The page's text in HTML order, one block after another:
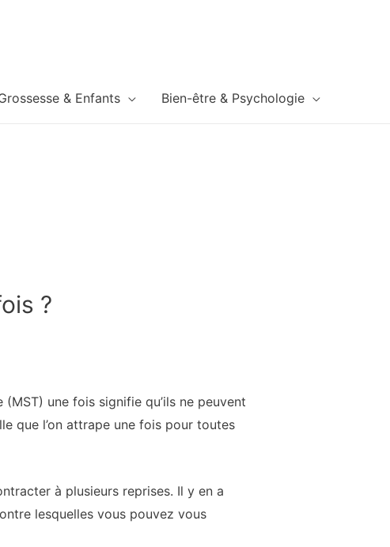
& Enfants Bien-être & Psychologie
?
une fois signifie qu’ils ne peuvent
que l’on attrape une fois pour toutes
à plusieurs reprises. Il y en a
lesquelles vous pouvez vous